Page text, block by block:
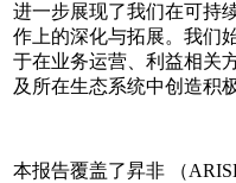
进一步展现了我们在可持
作上的深化与拓展。我们
于在业务运营、利益相关
及所在生态系统中创造积
本报告覆盖了昇非 （